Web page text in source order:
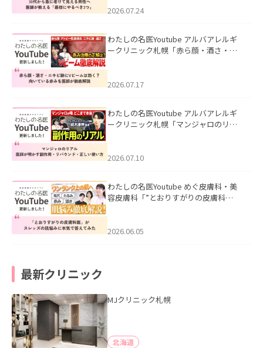
た。
2026.07.24
わたしの名医Youtube アルバアレルギ
ークリニック札幌「赤ら顔・酒さ・ニ
した。
2026.07.17
わたしの名医Youtube アルバアレルギ
ークリニック札幌「マンジャロのリア
た。
2026.07.10
わたしの名医Youtube めぐ皮膚科・美
容皮膚科「”とおりすがりの皮膚科
2026.06.05
最新クリニック
MJクリニック札幌
北海道